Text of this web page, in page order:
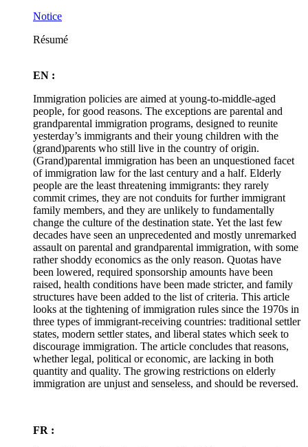
Notice
Résumé
EN :
Immigration policies are aimed at young-to-middle-aged
people, for good reasons. The exceptions are parental and
grandparental immigration programs, designed to reunite
yesterday’s immigrants and their young children with the
(grand)parents who still live in the country of origin.
(Grand)parental immigration has been an unquestioned facet
of immigration law for the last century and a half. Elderly
people are the least threatening immigrants: they rarely
commit crimes, they are not conduits for further immigrant
family members, and they are unlikely to fundamentally
change the culture of the destination state. Yet the last few
decades have seen an unprecedented and mostly unremarked
assault on parental and grandparental immigration, with some
rather shoddy economics as the only reason. Quotas have
been lowered, required sponsorship amounts have been
raised, health conditions have been made stricter, and family
structures have been added to the list of criteria. This article
looks at the tightening of immigration rules since the 1970s in
three types of immigrant-receiving countries: traditional settler
states, modern settler states, and liberal states which seek to
discourage immigration. The article concludes that reasons,
whether legal, political or economic, are lacking in both
quantity and quality. The growing restrictions on elderly
immigration are unjust and senseless, and should be reversed.
FR :